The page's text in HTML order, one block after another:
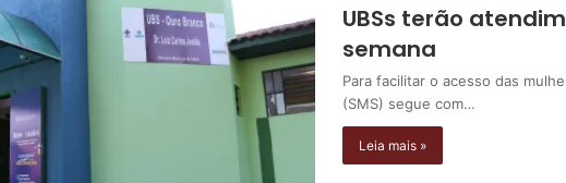
UBSs terão
semana
Para facilitar o acesso das
(SMS) segue com…
Leia mais »